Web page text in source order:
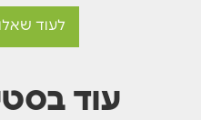
לעוד
עוד